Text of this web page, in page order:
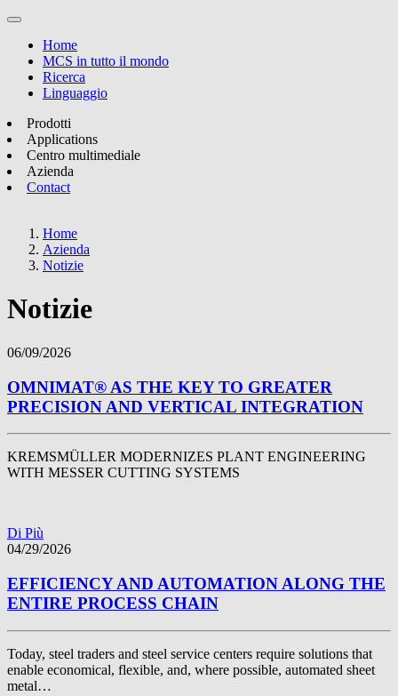
Home
MCS in tutto il mondo
Ricerca
Linguaggio
Prodotti
Applications
Centro multimediale
Azienda
Contact
Home
Azienda
Notizie
Notizie
06/09/2026
OMNIMAT® AS THE KEY TO GREATER
PRECISION AND VERTICAL INTEGRATION
KREMSMÜLLER MODERNIZES PLANT ENGINEERING
WITH MESSER CUTTING SYSTEMS
Di Più
04/29/2026
EFFICIENCY AND AUTOMATION ALONG THE
ENTIRE PROCESS CHAIN
Today, steel traders and steel service centers require solutions that
enable economical, flexible, and, where possible, automated sheet
metal…